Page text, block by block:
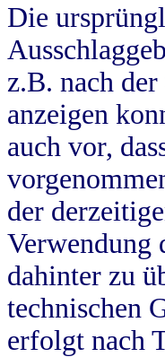
Die
z.B. nach
anzeigen
auch vor,
der
Verwendung
dahinter zu
technischen
erfolgt nach